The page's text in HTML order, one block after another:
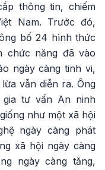
thông tin, chiếm
Nam. Trước đó,
bố 24 hình thức
chức năng đã vào
ngày càng tinh vi,
vẫn diễn ra. Ông
gia tư vấn An ninh
như một xã hội
ngày càng phát
xã hội ngày càng
ngày càng tăng,